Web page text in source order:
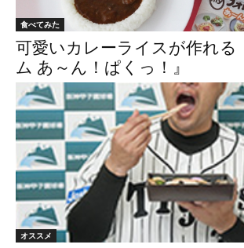
食べてみた
可愛いカレーライスが作れる
ム あ～ん！ぱくっ！』
オススメ